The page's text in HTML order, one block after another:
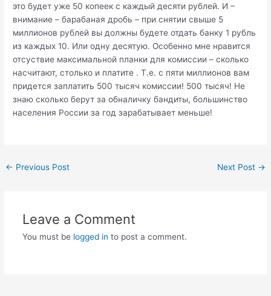
это будет уже 50 копеек с каждый десяти рублей. И –
внимание – барабаная дробь – при снятии свыше 5
миллионов рублей вы должны будете отдать банку 1 рубль
из каждых 10. Или одну десятую. Особенно мне нравится
отсуствие максимальной планки для комиссии – сколько
насчитают, столько и платите . Т.е. с пяти миллионов вам
придется заплатить 500 тысяч комиссии! 500 тысяч! Не
знаю сколько берут за обналичку бандиты, большинство
населения России за год зарабатывает меньше!
Post
← Previous Post Next Post →
Leave a Comment
You must be logged in to post a comment.